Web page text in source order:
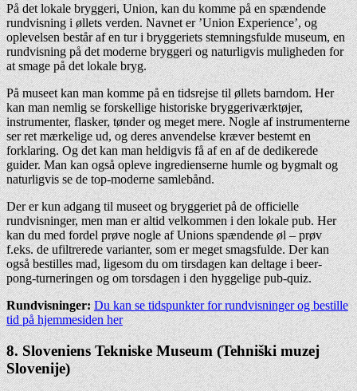
På det lokale bryggeri, Union, kan du komme på en spændende
rundvisning i øllets verden. Navnet er ’Union Experience’, og
oplevelsen består af en tur i bryggeriets stemningsfulde museum, en
rundvisning på det moderne bryggeri og naturligvis muligheden for
at smage på det lokale bryg.
På museet kan man komme på en tidsrejse til øllets barndom. Her
kan man nemlig se forskellige historiske bryggeriværktøjer,
instrumenter, flasker, tønder og meget mere. Nogle af instrumenterne
ser ret mærkelige ud, og deres anvendelse kræver bestemt en
forklaring. Og det kan man heldigvis få af en af de dedikerede
guider. Man kan også opleve ingredienserne humle og bygmalt og
naturligvis se de top-moderne samlebånd.
Der er kun adgang til museet og bryggeriet på de officielle
rundvisninger, men man er altid velkommen i den lokale pub. Her
kan du med fordel prøve nogle af Unions spændende øl – prøv
f.eks. de ufiltrerede varianter, som er meget smagsfulde. Der kan
også bestilles mad, ligesom du om tirsdagen kan deltage i beer-
pong-turneringen og om torsdagen i den hyggelige pub-quiz.
Rundvisninger: Du kan se tidspunkter for rundvisninger og bestille
tid på hjemmesiden her
8. Sloveniens Tekniske Museum (Tehniški muzej
Slovenije)